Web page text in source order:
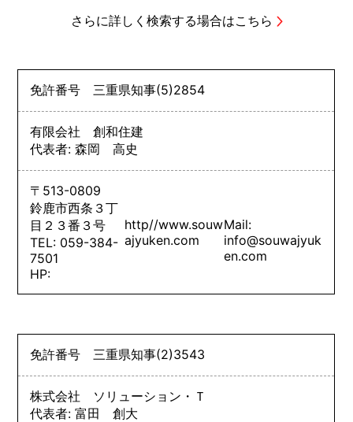
さらに詳しく検索する場合はこちら
免許番号 三重県知事(5)2854
有限会社 創和住建
代表者: 森岡 高史
〒513-0809
鈴鹿市西条３丁
目２３番３号
TEL: 059-384-
7501
HP:
http//www.souw
ajyuken.com
Mail:
info@souwajyuk
en.com
免許番号 三重県知事(2)3543
株式会社 ソリューション・Ｔ
代表者: 富田 創大